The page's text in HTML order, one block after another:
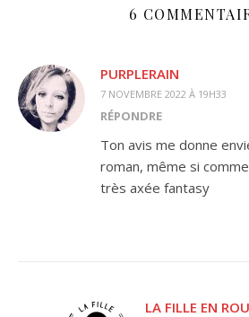
6
PURPLERAIN
7 NOVEMBRE 2022 À 19H33
RÉPONDRE
Ton avis me donne
roman, même si
très axée fantasy
LA FILLE EN